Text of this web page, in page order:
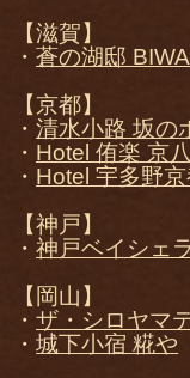
【滋賀】
・蒼の湖邸
【京都】
・清水小路 坂の
・ Hotel 侑楽 京
・ Hotel 宇多野
【神戸】
・神戸ベイシェ
【岡山】
・ザ・シロヤマ
・城下小宿 糀や